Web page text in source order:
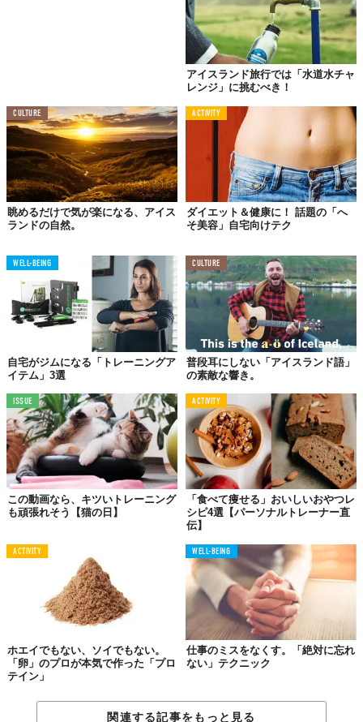
でも、Arnaさんは決して太っているわけではありません。彼女は
アイスランドのナショナル・チームに選ばれるほどの、優秀な棒
Nikeのモデルも務めているほどで、彼女の体についているのは余
分な脂肪などではなく、競技のための筋肉だったのです。
「痩せろ」と言うなら
受賞させる資格なんてない
アイスランド旅行では「水道水チャ
レンジ」に挑むべき！
CULTURE
眺めるだけで気が楽になる、アイス
ランドの自然。
ACTIVITY
ダイエット＆健康に！ 話題の「へ
そ美容」自宅向けテク
WELL-BEING
自宅がジムになる「トレーニングア
イテム」3選
CULTURE
普段耳にしない「アイスランド語」
の素敵な響き。
ISSUE
この動画なら、キツいトレーニング
も頑張れそう【猫の日】
ACTIVITY
「食べて痩せる」おいしいおやつレ
シピ4選【パーソナルトレーナー直
伝】
ACTIVITY
ホエイでもない、ソイでもない。
「卵」のプロが本気で作った「プロ
テイン」
WELL-BEING
仕事のミスをなくす。「絶対に忘れ
ない」テクニック
関連する記事をもっと見る